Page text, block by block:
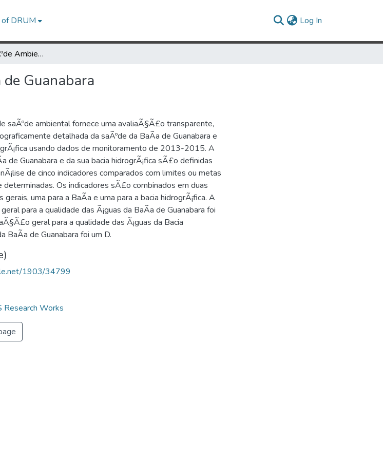
DRUM Log In
Boletim de SaÃºde Ambiental da BaÃ­a de Guanabara
Guanabara
saÃºde ambiental fornece uma avaliaÃ§Ã£o transparente,
detalhada da saÃºde da BaÃ­a de Guanabara e
usando dados de monitoramento de 2013-2015. A
de Guanabara e da sua bacia hidrogrÃ¡fica sÃ£o definidas
de cinco indicadores comparados com limites ou metas
determinadas. Os indicadores sÃ£o combinados em duas
uma para a BaÃ­a e uma para a bacia hidrogrÃ¡fica. A
para a qualidade das Ã¡guas da BaÃ­a de Guanabara foi
geral para a qualidade das Ã¡guas da Bacia
BaÃ­a de Guanabara foi um D.
1903/34799
Research Works